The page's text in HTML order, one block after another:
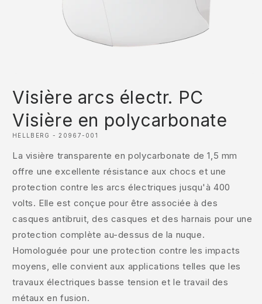
média
dans
une
modale
Visière arcs électr. PC
Visière en polycarbonate
HELLBERG - 20967-001
La visière transparente en polycarbonate de 1,5 mm
offre une excellente résistance aux chocs et une
protection contre les arcs électriques jusqu'à 400
volts. Elle est conçue pour être associée à des
casques antibruit, des casques et des harnais pour une
protection complète au-dessus de la nuque.
Homologuée pour une protection contre les impacts
moyens, elle convient aux applications telles que les
travaux électriques basse tension et le travail des
métaux en fusion.